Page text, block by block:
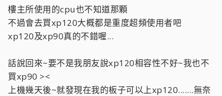
樓主所使用的cpu也不知道那顆
不過會去買xp120大概都是重度超頻使用者吧
xp120及xp90真的不錯喔...
話說回來~要不是我朋友說xp120相容性不好~我也不
買xp90 ><
上機幾天後~就發現在我的板子可以上xp120.......無奈